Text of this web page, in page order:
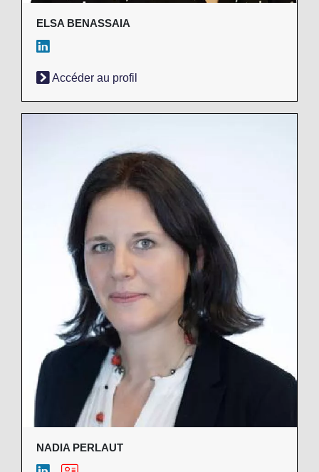
ELSA BENASSAIA
Accéder au profil
NADIA PERLAUT